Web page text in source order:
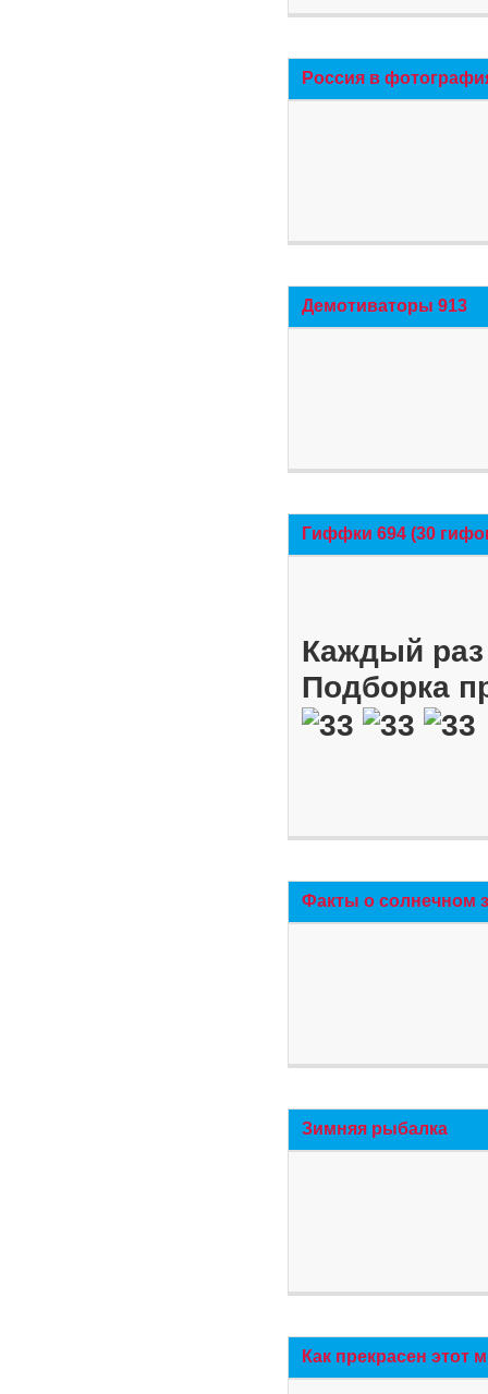
Россия в
Демотиваторы 913
Гиффки 694 (30
Каждый
Подборка
Факты о солнечном
Зимняя рыбалка
Как прекрасен этот